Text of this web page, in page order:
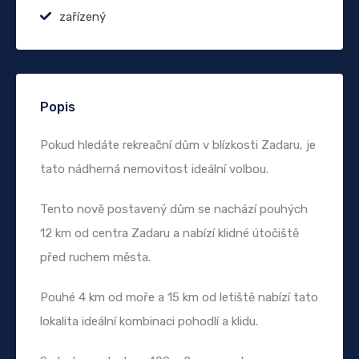
zařízený
Popis
Pokud hledáte rekreační dům v blízkosti Zadaru, je
tato nádherná nemovitost ideální volbou.
Tento nově postavený dům se nachází pouhých
12 km od centra Zadaru a nabízí klidné útočiště
před ruchem města.
Pouhé 4 km od moře a 15 km od letiště nabízí tato
lokalita ideální kombinaci pohodlí a klidu.